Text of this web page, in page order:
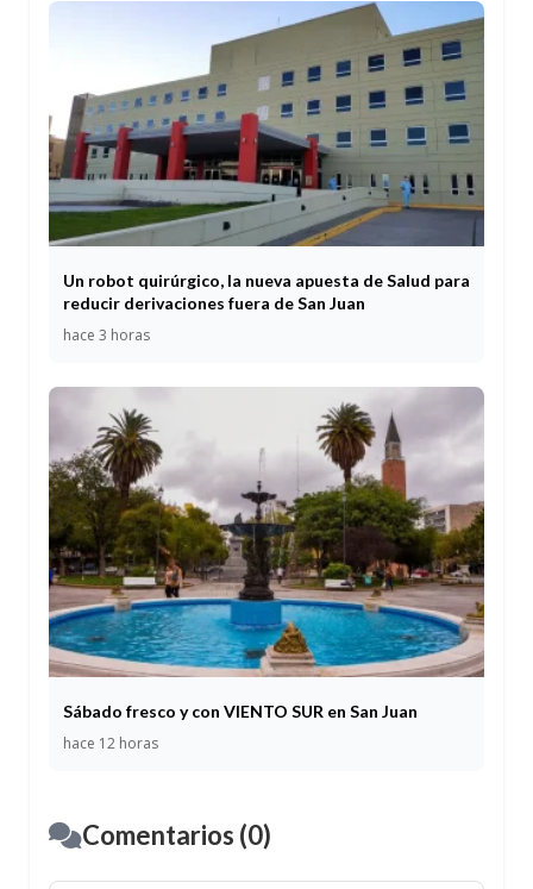
Un robot quirúrgico, la nueva apuesta de Salud para
reducir derivaciones fuera de San Juan
hace 3 horas
Sábado fresco y con VIENTO SUR en San Juan
hace 12 horas
Comentarios (0)